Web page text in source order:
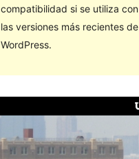
compatibilidad si se utiliza con
las versiones más recientes de
WordPress.